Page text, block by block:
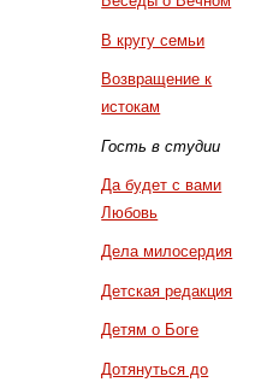
В кругу семьи
Возвращение к
истокам
Гость в студии
Да будет с вами
Любовь
Дела милосердия
Детская редакция
Детям о Боге
Дотянуться до